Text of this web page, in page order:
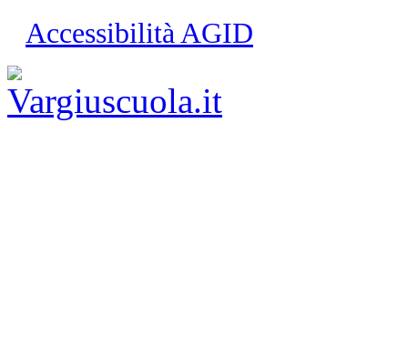
Accessibilità AGID